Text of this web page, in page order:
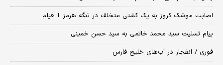
اصابت موشک کروز به یک کشتی متخلف در تنگه هرمز + فیلم
پیام تسلیت سید محمد خاتمی به سید حسن خمینی
فوری / انفجار در آب‌های خلیج فارس